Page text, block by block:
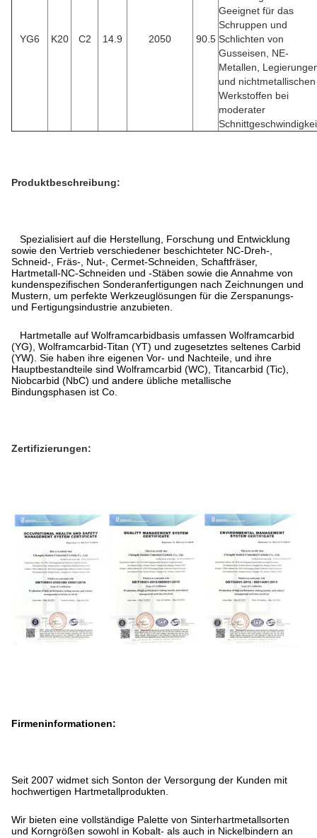
YG6 K20 C2 14.9 2050 90.5
Geeignet für das
Schruppen und
Schlichten von
Gusseisen, NE-
Metallen,
und nichtmetallischen
Werkstoffen bei
moderater
Produktbeschreibung:
Spezialisiert auf die Herstellung, Forschung und Entwicklung
sowie den Vertrieb verschiedener beschichteter NC-Dreh-,
Schneid-, Fräs-, Nut-, Cermet-Schneiden, Schaftfräser,
Hartmetall-NC-Schneiden und -Stäben sowie die Annahme von
kundenspezifischen Sonderanfertigungen nach Zeichnungen und
Mustern, um perfekte Werkzeuglösungen für die Zerspanungs-
und Fertigungsindustrie anzubieten.
Hartmetalle auf Wolframcarbidbasis umfassen Wolframcarbid
(YG), Wolframcarbid-Titan (YT) und zugesetztes seltenes Carbid
(YW). Sie haben ihre eigenen Vor- und Nachteile, und ihre
Hauptbestandteile sind Wolframcarbid (WC), Titancarbid (Tic),
Niobcarbid (NbC) und andere übliche metallische
Bindungsphasen ist Co.
Zertifizierungen:
Firmeninformationen:
Seit 2007 widmet sich Sonton der Versorgung der Kunden mit
hochwertigen Hartmetallprodukten.
Wir bieten eine vollständige Palette von Sinterhartmetallsorten
und Korngrößen sowohl in Kobalt- als auch in Nickelbindern an